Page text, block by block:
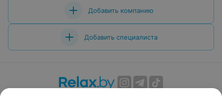
Добавить компанию
Добавить специалиста